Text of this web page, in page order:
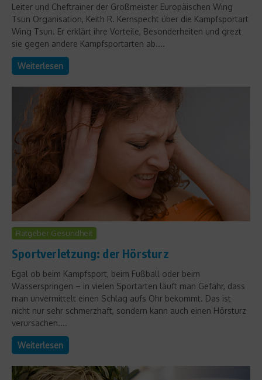
Leiter und Cheftrainer der Großmeister Europäischen Wing
Tsun Organisation, Keith R. Kernspecht über die Kampfsportart
Wing Tsun. Er erklärt ihre Vorteile, Besonderheiten und grezt
sie gegen andere Kampfsportarten ab....
Weiterlesen
Ratgeber Gesundheit
Sportverletzung: der Hörsturz
Egal ob beim Kampfsport, beim Fußball oder beim
Wasserspringen – in vielen Sportarten läuft man Gefahr, dass
man unvermittelt einen Schlag aufs Ohr bekommt. Das ist
nicht nur sehr schmerzhaft, sondern kann auch einen Hörsturz
verursachen....
Weiterlesen